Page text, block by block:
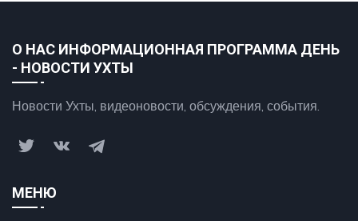
О НАС ИНФОРМАЦИОННАЯ ПРОГРАММА ДЕНЬ
- НОВОСТИ УХТЫ
Новости Ухты, видеоновости, обсуждения, события.
МЕНЮ